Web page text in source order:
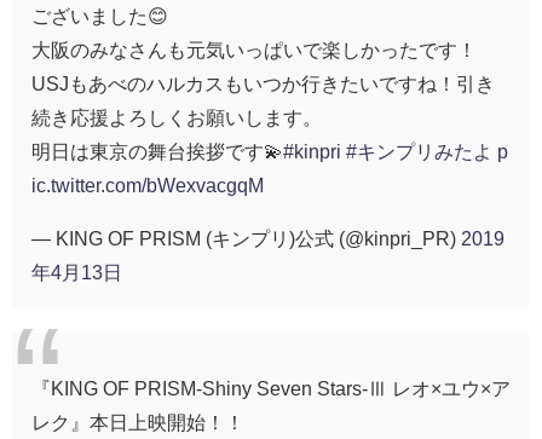
ございました😊
大阪のみなさんも元気いっぱいで楽しかったです！
USJもあべのハルカスもいつか行きたいですね！引き
続き応援よろしくお願いします。
明日は東京の舞台挨拶です💫#kinpri #キンプリみたよ p
ic.twitter.com/bWexvacgqM
— KING OF PRISM (キンプリ)公式 (@kinpri_PR) 2019
年4月13日
『KING OF PRISM-Shiny Seven Stars-Ⅲ レオ×ユウ×ア
レク』本日上映開始！！